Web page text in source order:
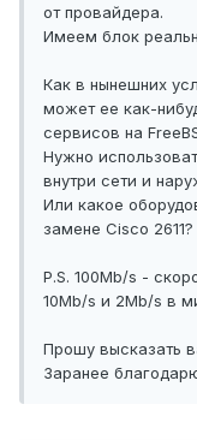
от провайдера.
Имеем блок
Как в нынешних
может ее как-
сервисов на
Нужно
внутри сети и
Или какое
замене Cisco 2611?
P.S. 100Mb/s -
10Mb/s и 2Mb/s в
Прошу высказать
Заранее